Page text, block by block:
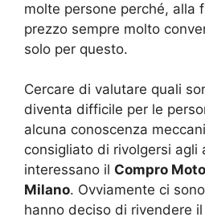
molte persone perché, alla
prezzo sempre molto
solo per questo.
Cercare di valutare quali
diventa difficile per le
alcuna conoscenza
consigliato di rivolgersi agli
interessano il Compro
Milano. Ovviamente ci
hanno deciso di rivendere